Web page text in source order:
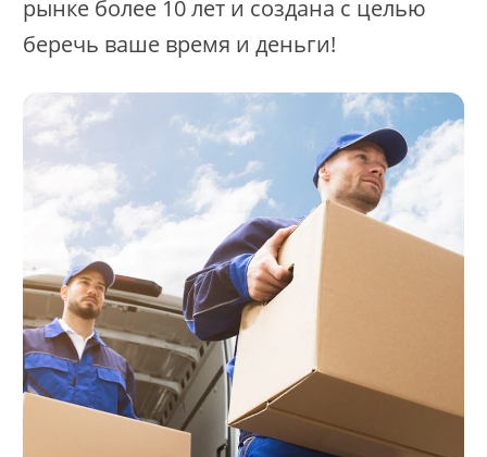
рынке более 10 лет и создана с целью
беречь ваше время и деньги!